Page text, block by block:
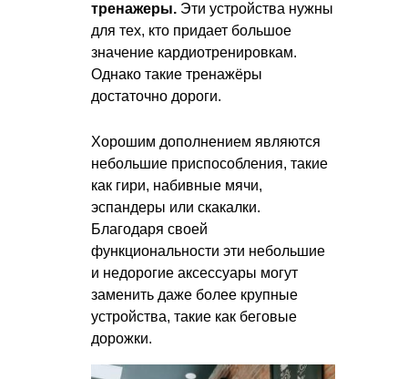
тренажеры. Эти устройства нужны
для тех, кто придает большое
значение кардиотренировкам.
Однако такие тренажёры
достаточно дороги.
Хорошим дополнением являются
небольшие приспособления, такие
как гири, набивные мячи,
эспандеры или скакалки.
Благодаря своей
функциональности эти небольшие
и недорогие аксессуары могут
заменить даже более крупные
устройства, такие как беговые
дорожки.